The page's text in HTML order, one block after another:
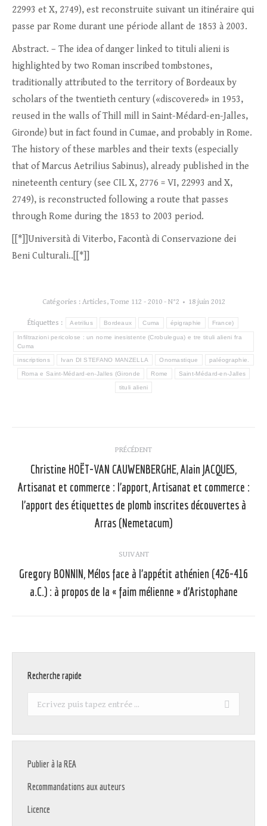
22993 et X, 2749), est reconstruite suivant un itinéraire qui
passe par Rome durant une période allant de 1853 à 2003.
Abstract. – The idea of danger linked to tituli alieni is
highlighted by two Roman inscribed tombstones,
traditionally attributed to the territory of Bordeaux by
scholars of the twentieth century («discovered» in 1953,
reused in the walls of Thill mill in Saint-Médard-en-Jalles,
Gironde) but in fact found in Cumae, and probably in Rome.
The history of these marbles and their texts (especially
that of Marcus Aetrilius Sabinus), already published in the
nineteenth century (see CIL X, 2776 = VI, 22993 and X,
2749), is reconstructed following a route that passes
through Rome during the 1853 to 2003 period.
[[*]]Università di Viterbo, Facontà di Conservazione dei
Beni Culturali..[[*]]
Catégories : Articles, Tome 112 - 2010 - N°2 18 juin 2012
Étiquettes : Aetrilius Bordeaux Cuma épigraphie France)
Infiltrazioni pericolose : un nome inesistente (Crobulegua) e tre tituli alieni fra
Cuma
inscriptions Ivan DI STEFANO MANZELLA Onomastique paléographie.
Roma e Saint-Médard-en-Jalles (Gironde Rome Saint-Médard-en-Jalles
tituli alieni
article
PRÉCÉDENT
Article
précédent
:
Christine HOËT-VAN CAUWENBERGHE, Alain JACQUES,
Artisanat et commerce : l’apport, Artisanat et commerce :
l’apport des étiquettes de plomb inscrites découvertes à
Arras (Nemetacum)
SUIVANT
Article
suivant
Gregory BONNIN, Mélos face à l’appétit athénien (426-416
a.C.) : à propos de la « faim mélienne » d’Aristophane
Recherche rapide
Recherche
Publier à la REA
Recommandations aux auteurs
Licence